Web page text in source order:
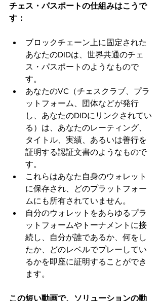
チェス・パスポートの仕組みはこうで
す：
ブロックチェーン上に固定された
あなたのDIDは、世界共通のチェ
ス・パスポートのようなもので
す。
あなたのVC（チェスクラブ、プラ
ットフォーム、団体などが発行
し、あなたのDIDにリンクされてい
る）は、あなたのレーティング、
タイトル、実績、あるいは善行を
証明する認証文書のようなもので
す。
これらはあなた自身のウォレット
に保存され、どのプラットフォー
ムにも所有されていません。
自分のウォレットをあらゆるプラ
ットフォームやトーナメントに接
続し、自分が誰であるか、何をし
たか、どのレベルでプレーしてい
るかを即座に証明することができ
ます。
この短い動画で、ソリューションの動